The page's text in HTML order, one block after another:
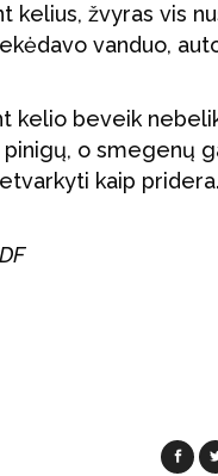
kelius, žvyras vis
vanduo,
kelio beveik
pinigų, o smegenų
kaip